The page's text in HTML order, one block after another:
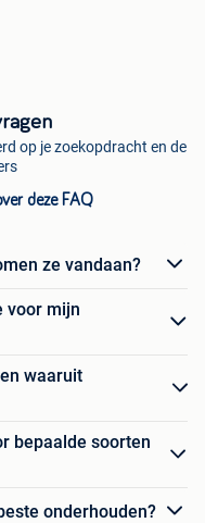
op je zoekopdracht en de
deze FAQ
ze vandaan?
voor mijn
waaruit
bepaalde soorten
onderhouden?